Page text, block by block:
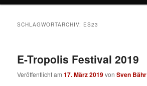
SCHLAGWORTARCHIV: ES23
E-Tropolis Festival 2019
Veröffentlicht am17. März 2019vonSven Bähr